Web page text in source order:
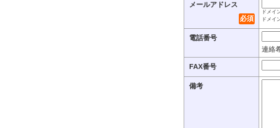
メールアドレス
必須
ドメイ
ドメイ
電話番号
連絡
FAX番号
備考